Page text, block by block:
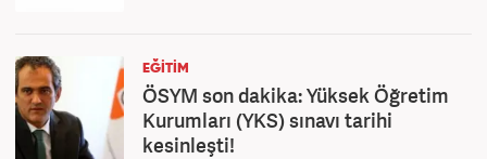
EĞİTİM
ÖSYM son dakika: Yüksek Öğretim
Kurumları (YKS) sınavı tarihi
kesinleşti!